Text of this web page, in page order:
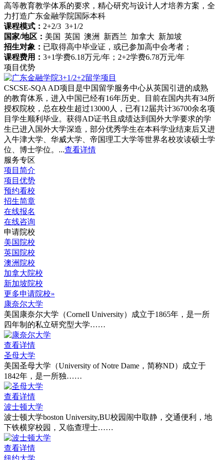
高等教育教学体系的要求，精心研究与设计人才培养方案，全
力打造广东金融学院国际本科
课程模式： 2+2/3 3+1/2
国家/地区： 美国 英国 澳洲 新西兰 加拿大 新加坡
招生对象： 已取得高中毕业证，或已参加高中会考者；
课程费用： 3+1学费6.18万元/年；2+2学费6.78万元/年
项目优势
CSCSE-SQA AD项目是中国留学服务中心从英国引进的成熟
的教育体系，进入中国已经有16年历史。目前在国内共有34所
授权院校，总在校生超过13000人，已有12届共计36700余名项
目学生顺利毕业。获得AD证书且成绩达到国外大学要求的学
生已进入国外大学深造，部分优秀学生在本科学业结束后又进
入牛津大学、华威大学、帝国理工大学等世界名校攻读硕士学
位、博士学位。...查看详情
服务专区
项目简介
项目优势
预约看校
招生简章
在线报名
在线咨询
申请院校
美国院校
英国院校
澳洲院校
加拿大院校
新加坡院校
更多申请院校»
康奈尔大学
美国康奈尔大学（Cornell University）成立于1865年，是一所
四年制的私立研究型大学……
查看详情
圣母大学
美国圣母大学（University of Notre Dame，简称ND）成立于
1842年，是一所独……
查看详情
波士顿大学
波士顿大学boston University,BU校园闹中取静，交通便利，地
下铁横穿校园，又临查理士……
查看详情
纽约大学